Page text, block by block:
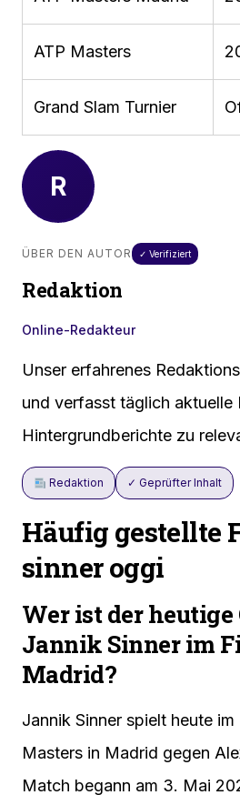
ATP Masters
Grand Slam Turnier
R
ÜBER DEN AUTOR ✓ Verifiziert
Redaktion
Online-Redakteur
Unser erfahrenes
und verfasst täglich aktuelle
Hintergrundberichte zu
Redaktion ✓ Geprüfter Inhalt
Häufig gestellte
sinner oggi
Wer ist der heutige
Jannik Sinner im
Madrid?
Jannik Sinner spielt heute im
Masters in Madrid gegen
Match begann am 3. Mai